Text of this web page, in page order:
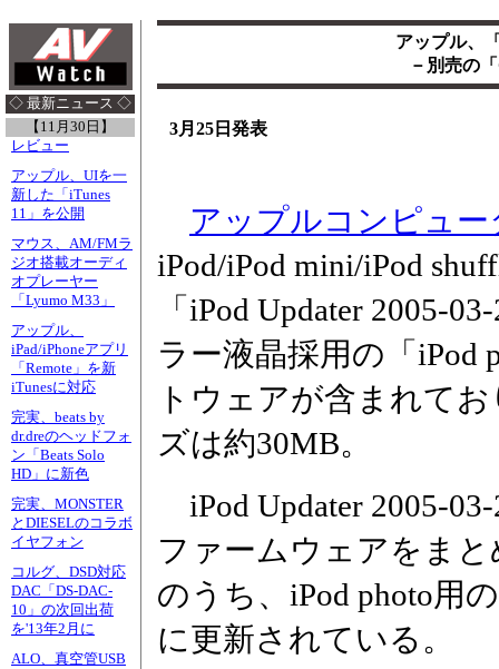
◇ 最新ニュース ◇
【11月30日】
レビュー
アップル、UIを一
新した「iTunes
11」を公開
マウス、AM/FMラ
ジオ搭載オーディ
オプレーヤー
「Lyumo M33」
アップル、
iPad/iPhoneアプリ
「Remote」を新
iTunesに対応
完実、beats by
dr.dreのヘッドフォ
ン「Beats Solo
HD」に新色
完実、MONSTER
とDIESELのコラボ
イヤフォン
コルグ、DSD対応
DAC「DS-DAC-
10」の次回出荷
を'13年2月に
ALO、真空管USB
アップル、
－別売の
3月25日発表
アップルコンピュー
iPod/iPod mini/iPod
「iPod Updater 2005-
ラー液晶採用の「iPod
トウェアが含まれて
ズは約30MB。
iPod Updater 2005-
ファームウェアをま
のうち、iPod photo用
に更新されている。